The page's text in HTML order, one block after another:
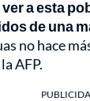
a esta
de una
no hace
AFP.